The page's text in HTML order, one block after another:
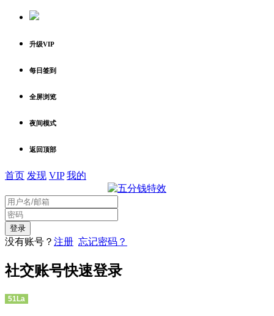
升级VIP
每日签到
全屏浏览
夜间模式
返回顶部
首页 发现 VIP 我的
没有账号？ 注册 忘记密码？
社交账号快速登录
51La